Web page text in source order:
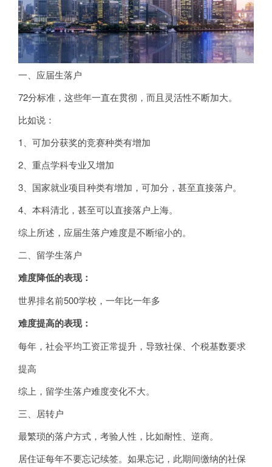
一、应届生落户
72分标准，这些年一直在贯彻，而且灵活性不断加大。
比如说：
1、可加分获奖的竞赛种类有增加
2、重点学科专业又增加
3、国家就业项目种类有增加，可加分，甚至直接落户。
4、本科清北，甚至可以直接落户上海。
综上所述，应届生落户难度是不断缩小的。
二、留学生落户
难度降低的表现：
世界排名前500学校，一年比一年多
难度提高的表现：
每年，社会平均工资正常提升，导致社保、个税基数要求
提高
综上，留学生落户难度变化不大。
三、居转户
最繁琐的落户方式，考验人性，比如耐性、逆商。
居住证每年不要忘记续签。如果忘记，此期间缴纳的社保